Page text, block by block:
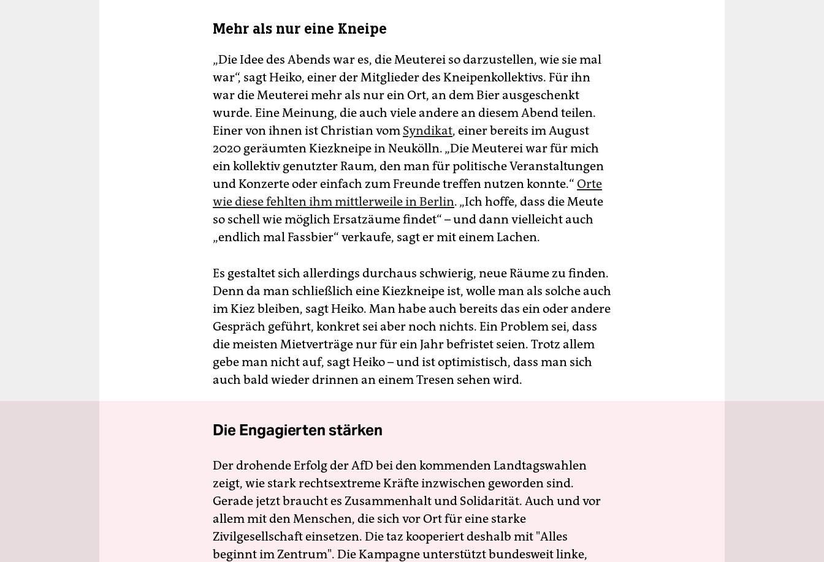
Mehr als nur eine Kneipe
„Die Idee des Abends war es, die Meuterei so darzustellen, wie sie mal
war“, sagt Heiko, einer der Mitglieder des Kneipenkollektivs. Für ihn
war die Meuterei mehr als nur ein Ort, an dem Bier ausgeschenkt
wurde. Eine Meinung, die auch viele andere an diesem Abend teilen.
Einer von ihnen ist Christian vom Syndikat, einer bereits im August
2020 geräumten Kiezkneipe in Neukölln. „Die Meuterei war für mich
ein kollektiv genutzter Raum, den man für politische Veranstaltungen
und Konzerte oder einfach zum Freunde treffen nutzen konnte.“ Orte
wie diese fehlten ihm mittlerweile in Berlin. „Ich hoffe, dass die Meute
so schell wie möglich Ersatzäume findet“ – und dann vielleicht auch
„endlich mal Fassbier“ verkaufe, sagt er mit einem Lachen.
Es gestaltet sich allerdings durchaus schwierig, neue Räume zu finden.
Denn da man schließlich eine Kiezkneipe ist, wolle man als solche auch
im Kiez bleiben, sagt Heiko. Man habe auch bereits das ein oder andere
Gespräch geführt, konkret sei aber noch nichts. Ein Problem sei, dass
die meisten Mietverträge nur für ein Jahr befristet seien. Trotz allem
gebe man nicht auf, sagt Heiko – und ist optimistisch, dass man sich
auch bald wieder drinnen an einem Tresen sehen wird.
Die Engagierten stärken
Der drohende Erfolg der AfD bei den kommenden Landtagswahlen
zeigt, wie stark rechtsextreme Kräfte inzwischen geworden sind.
Gerade jetzt braucht es Zusammenhalt und Solidarität. Auch und vor
allem mit den Menschen, die sich vor Ort für eine starke
Zivilgesellschaft einsetzen. Die taz kooperiert deshalb mit "Alles
beginnt im Zentrum". Die Kampagne unterstützt bundesweit linke,